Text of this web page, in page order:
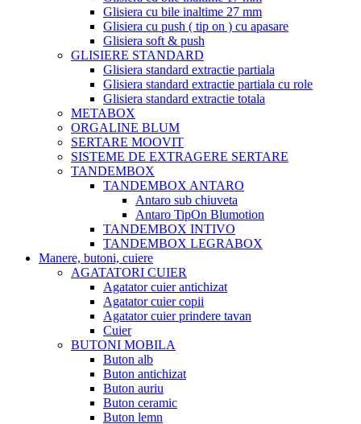
Glisiera cu bile inaltime 27 mm
Glisiera cu push ( tip on ) cu apasare
Glisiera soft & push
GLISIERE STANDARD
Glisiera standard extractie partiala
Glisiera standard extractie partiala cu role
Glisiera standard extractie totala
METABOX
ORGALINE BLUM
SERTARE MOOVIT
SISTEME DE EXTRAGERE SERTARE
TANDEMBOX
TANDEMBOX ANTARO
Antaro sub chiuveta
Antaro TipOn Blumotion
TANDEMBOX INTIVO
TANDEMBOX LEGRABOX
Manere, butoni, cuiere
AGATATORI CUIER
Agatator cuier antichizat
Agatator cuier copii
Agatator cuier prindere tavan
Cuier
BUTONI MOBILA
Buton alb
Buton antichizat
Buton auriu
Buton ceramic
Buton lemn